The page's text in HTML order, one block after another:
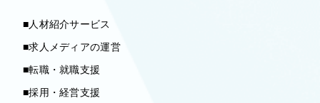
■人材紹介サービス
■求人メディアの運営
■転職・就職支援
■採用・経営支援